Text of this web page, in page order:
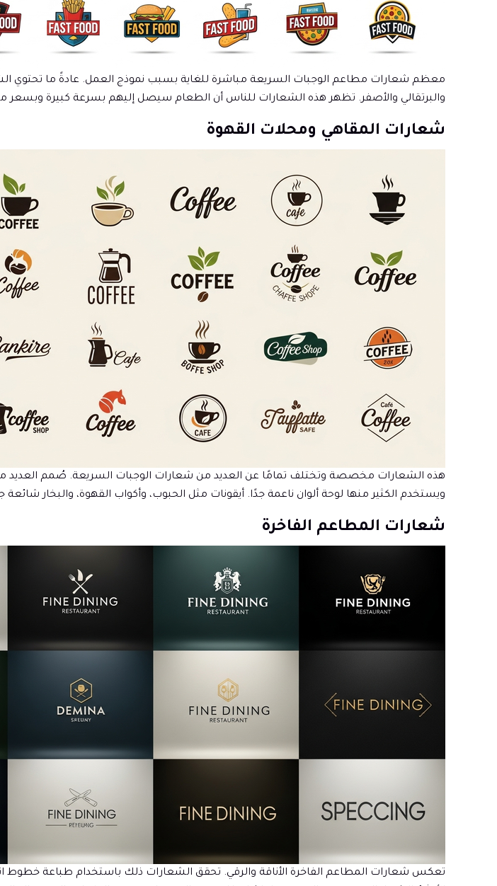
معظم شعارات مطاعم الوجبات السريعة مباشرة للغاية بسبب نموذج العمل. عادةً ما تحتوي
والبرتقالي والأصفر. تظهر هذه الشعارات للناس أن الطعام سيصل إليهم بسرعة كبيرة
شعارات المقاهي ومحلات القهوة
هذه الشعارات مخصصة وتختلف تمامًا عن العديد من شعارات الوجبات السريعة. صُمم العديد
ويستخدم الكثير منها لوحة ألوان ناعمة جدًا. أيقونات مثل الحبوب، وأكواب القهوة، والبخار
شعارات المطاعم الفاخرة
تعكس شعارات المطاعم الفاخرة الأناقة والرقي. تحقق الشعارات ذلك باستخدام طباعة خطوط